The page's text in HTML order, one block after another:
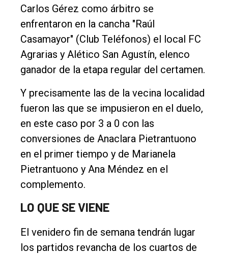
Carlos Gérez como árbitro se
enfrentaron en la cancha "Raúl
Casamayor" (Club Teléfonos) el local FC
Agrarias y Alético San Agustín, elenco
ganador de la etapa regular del certamen.
Y precisamente las de la vecina localidad
fueron las que se impusieron en el duelo,
en este caso por 3 a 0 con las
conversiones de Anaclara Pietrantuono
en el primer tiempo y de Marianela
Pietrantuono y Ana Méndez en el
complemento.
LO QUE SE VIENE
El venidero fin de semana tendrán lugar
los partidos revancha de los cuartos de